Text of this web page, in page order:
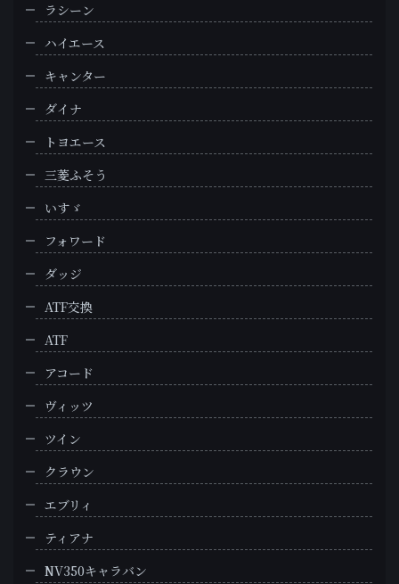
ラシーン
ハイエース
キャンター
ダイナ
トヨエース
三菱ふそう
いすゞ
フォワード
ダッジ
ATF交換
ATF
アコード
ヴィッツ
ツイン
クラウン
エブリィ
ティアナ
NV350キャラバン